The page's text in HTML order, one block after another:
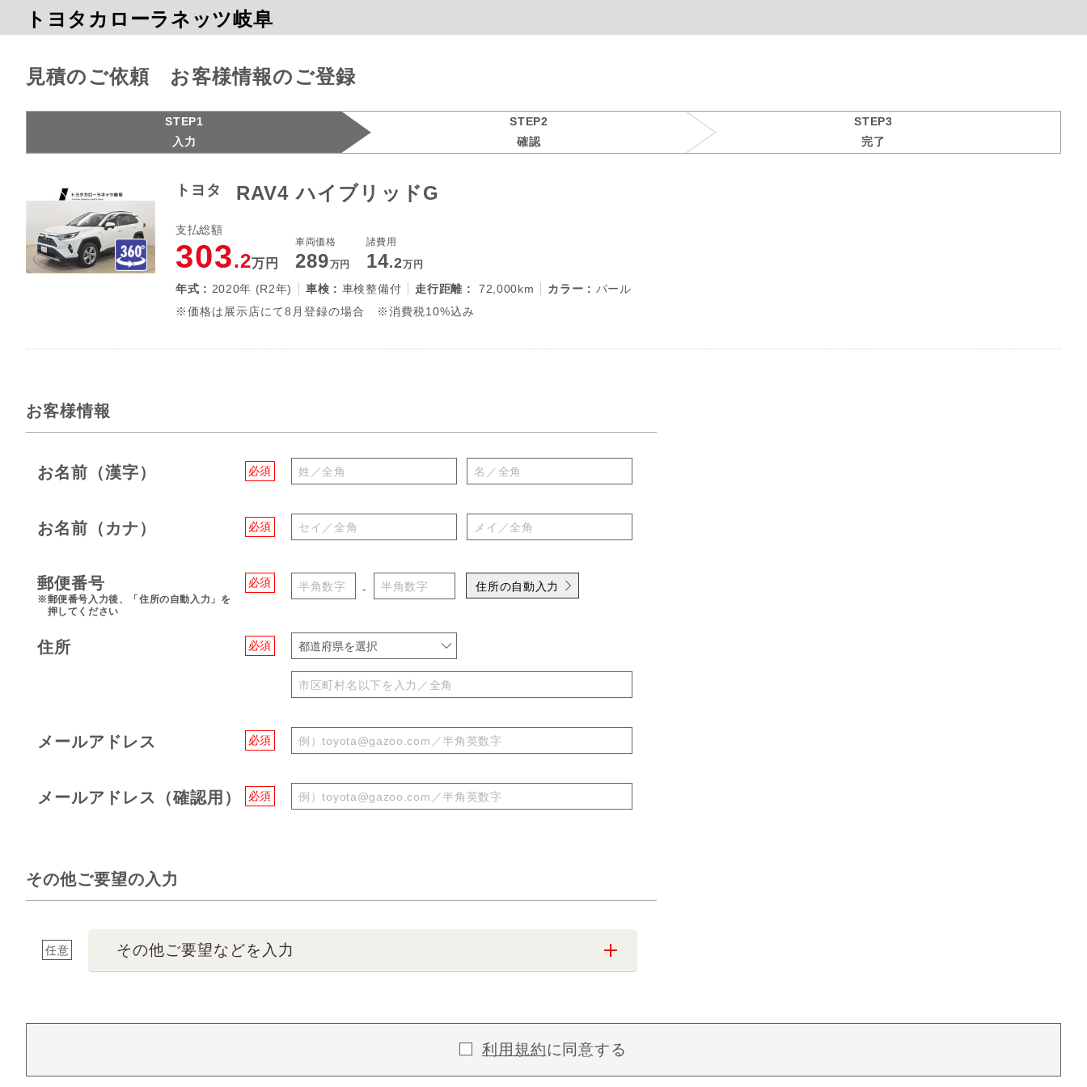
トヨタカローラネッツ岐阜
見積のご依頼 お客様情報のご登録
STEP1
入力
STEP2
確認
STEP3
完了
トヨタ RAV4 ハイブリッドG
支払総額
303.2万円
車両価格
289万円
諸費用
14.2万円
年式 : 2020年 (R2年) 車検 : 車検整備付 走行距離 : 72,000km カラー : パール
※価格は展示店にて8月登録の場合 ※消費税10%込み
お客様情報
必須
お名前（漢字）
必須
お名前（カナ）
必須
郵便番号
※郵便番号入力後、「住所の自動入力」を
押してください
- 住所の自動入力
必須
住所 都道府県を選択
必須
メールアドレス
必須
メールアドレス（確認用）
その他ご要望の入力
任意 その他ご要望などを入力
利用規約に同意する